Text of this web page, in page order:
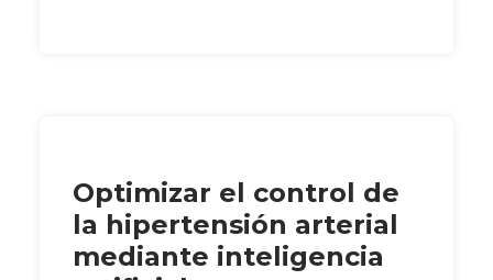
Optimizar el control de
la hipertensión arterial
mediante inteligencia